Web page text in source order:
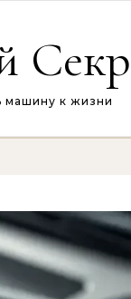
машину к жизни